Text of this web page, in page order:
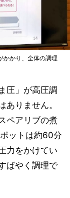
かかり、全体の調理
圧」が高圧調
ありません。
ペアリブの煮
ットは約60分
力をかけてい
ばやく調理で